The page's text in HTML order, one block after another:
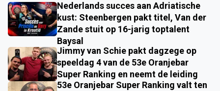
Nederlands succes aan Adriatische
kust: Steenbergen pakt titel, Van der
Zande stuit op 16-jarig toptalent
Baysal
Jimmy van Schie pakt dagzege op
speeldag 4 van de 53e Oranjebar
Super Ranking en neemt de leiding
53e Oranjebar Super Ranking valt ten